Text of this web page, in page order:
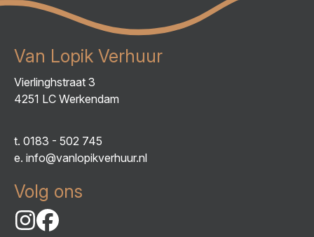
Van Lopik Verhuur
Vierlinghstraat 3
4251 LC Werkendam
t. 0183 - 502 745
e. info@vanlopikverhuur.nl
Volg ons